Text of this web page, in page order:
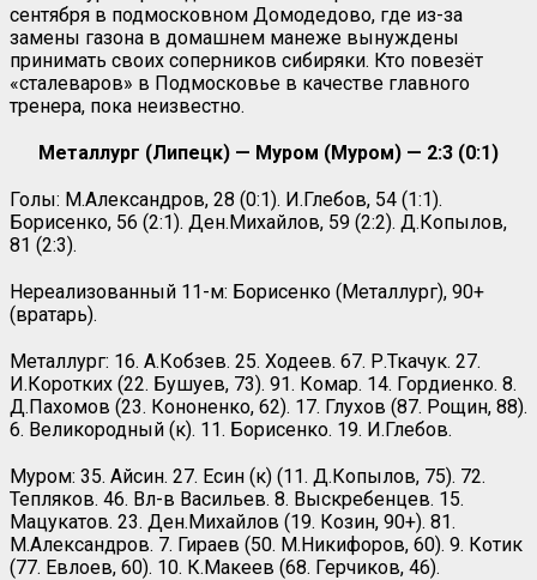
сентября в подмосковном Домодедово, где из-за
замены газона в домашнем манеже вынуждены
принимать своих соперников сибиряки. Кто повезёт
«сталеваров» в Подмосковье в качестве главного
тренера, пока неизвестно.
Металлург (Липецк) — Муром (Муром) — 2:3 (0:1)
Голы: М.Александров, 28 (0:1). И.Глебов, 54 (1:1).
Борисенко, 56 (2:1). Ден.Михайлов, 59 (2:2). Д.Копылов,
81 (2:3).
Нереализованный 11-м: Борисенко (Металлург), 90+
(вратарь).
Металлург: 16. А.Кобзев. 25. Ходеев. 67. Р.Ткачук. 27.
И.Коротких (22. Бушуев, 73). 91. Комар. 14. Гордиенко. 8.
Д.Пахомов (23. Кононенко, 62). 17. Глухов (87. Рощин, 88).
6. Великородный (к). 11. Борисенко. 19. И.Глебов.
Муром: 35. Айсин. 27. Есин (к) (11. Д.Копылов, 75). 72.
Тепляков. 46. Вл-в Васильев. 8. Выскребенцев. 15.
Мацукатов. 23. Ден.Михайлов (19. Козин, 90+). 81.
М.Александров. 7. Гираев (50. М.Никифоров, 60). 9. Котик
(77. Евлоев, 60). 10. К.Макеев (68. Герчиков, 46).